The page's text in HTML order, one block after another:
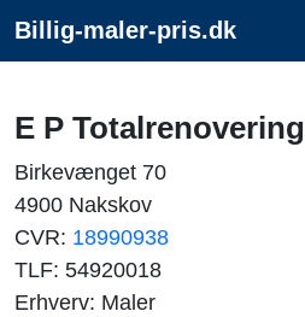
Billig-maler-pris.dk
E P Totalrenovering
Birkevænget 70
4900 Nakskov
CVR: 18990938
TLF: 54920018
Erhverv: Maler